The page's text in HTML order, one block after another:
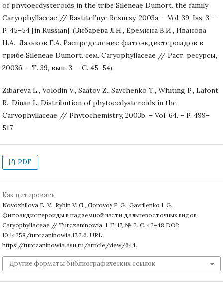
of phytoecdysteroids in the tribe Sileneae Dumort. the family
Caryophyllaceae // Rastitel’nye Resursy, 2003a. – Vol. 39. Iss. 3. –
P. 45–54 [in Russian]. (Зибарева Л.Н., Еремина В.И., Иванова
Н.А., Лазьков Г.А. Распределение фитоэкдистероидов в
трибе Sileneae Dumort. сем. Caryophyllaceae // Раст. ресурсы,
2003б. – Т. 39, вып. 3. – С. 45–54).
Zibareva L., Volodin V., Saatov Z., Savchenko T., Whiting P., Lafont
R., Dinan L. Distribution of phytoecdysteroids in the
Caryophyllaceae // Phytochemistry, 2003b. – Vol. 64. – P. 499–
517.
PDF
Как цитировать
Novozhilova E. V., Rybin V. G., Gorovoy P. G., Gavrilenko I. G.
Фитоэкдистероиды в надземной части дальневосточных видов
Caryophyllaceae // Turczaninowia, 1. Т. 17, № 2. С. 42–48 DOI:
10.14258/turczaninowia.17.2.6. URL:
https://turczaninowia.asu.ru/article/view/644.
Другие форматы библиографических ссылок